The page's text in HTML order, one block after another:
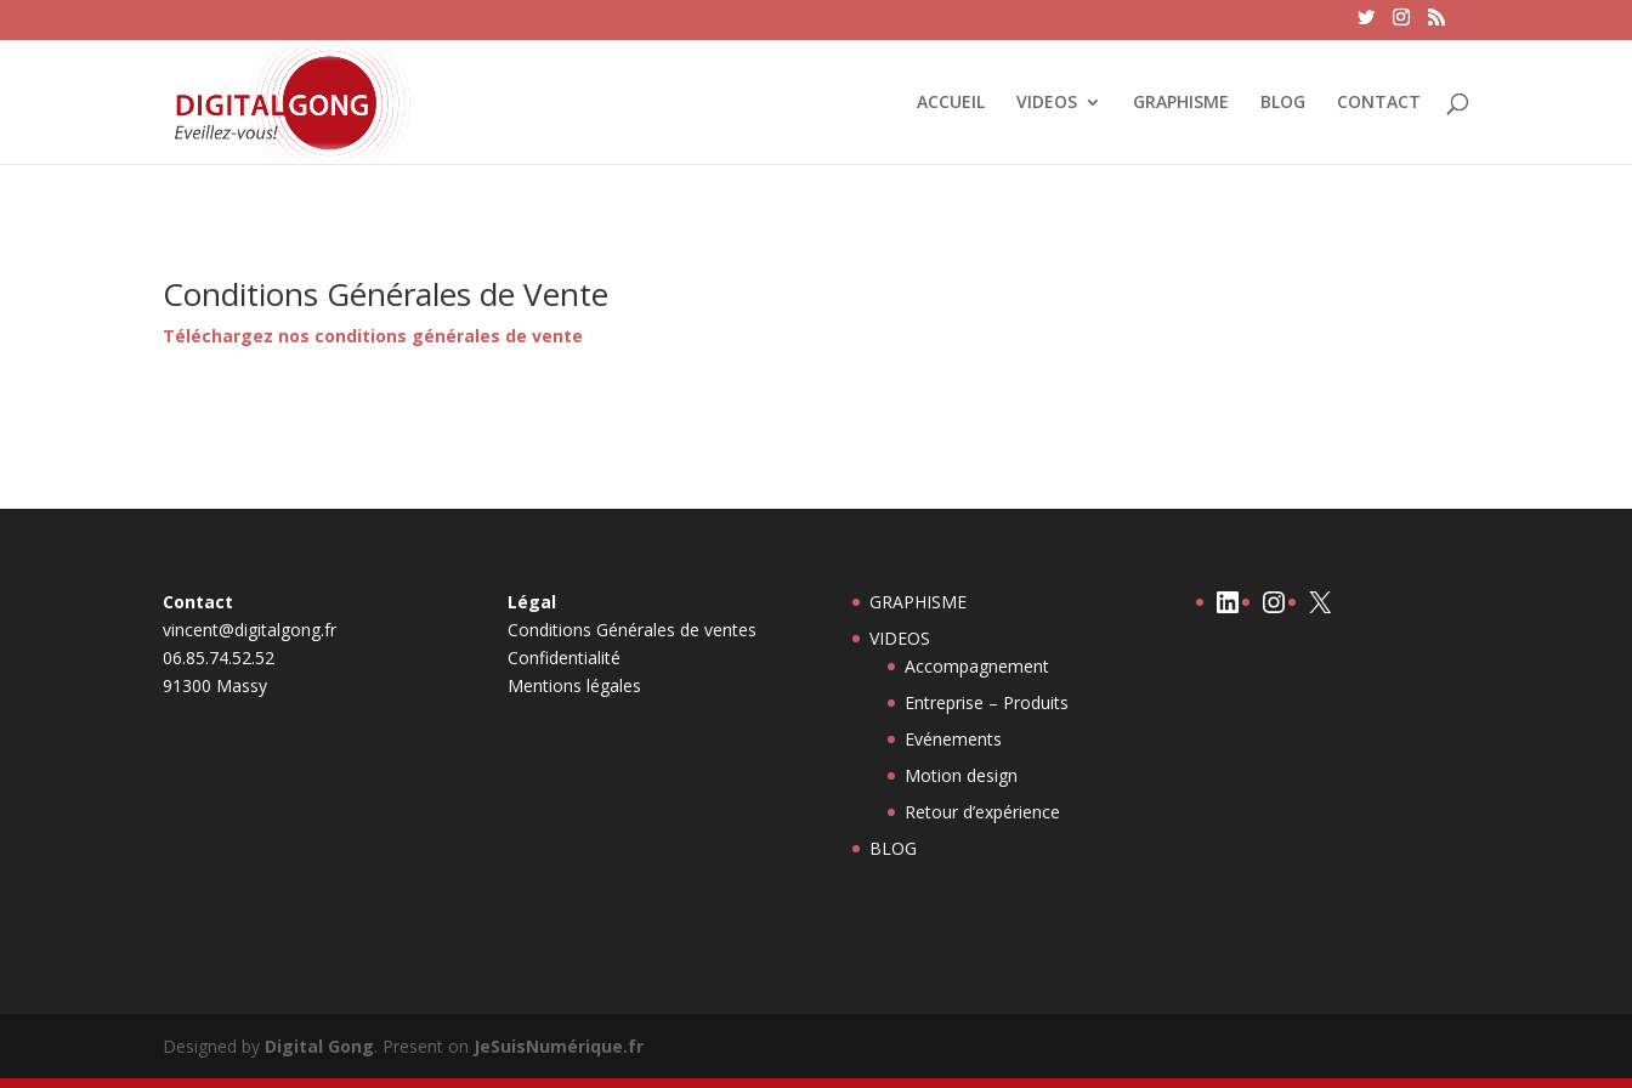
ACCUEIL VIDEOS GRAPHISME BLOG CONTACT
Conditions Générales de Vente
Téléchargez nos conditions générales de vente
Contact
vincent@digitalgong.fr
06.85.74.52.52
91300 Massy
Légal
Conditions Générales de ventes
Confidentialité
Mentions légales
GRAPHISME
VIDEOS
Accompagnement
Entreprise – Produits
Evénements
Motion design
Retour d’expérience
BLOG
LinkedIn
Instagram
X
Designed by Digital Gong. Present on JeSuisNumérique.fr